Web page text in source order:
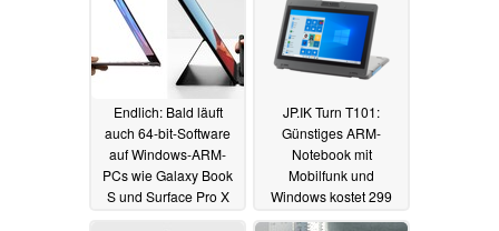
Endlich: Bald läuft
auch 64-bit-Software
auf Windows-ARM-
PCs wie Galaxy Book
S und Surface Pro X
JP.IK Turn T101:
Günstiges ARM-
Notebook mit
Mobilfunk und
Windows kostet 299
17.01.2020